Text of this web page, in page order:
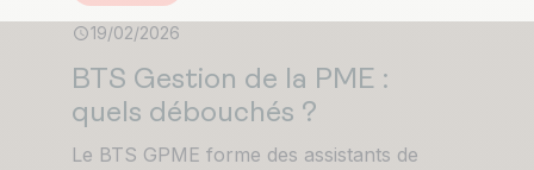
19/02/2026
BTS Gestion de la PME :
quels débouchés ?
Le BTS GPME forme des assistants de